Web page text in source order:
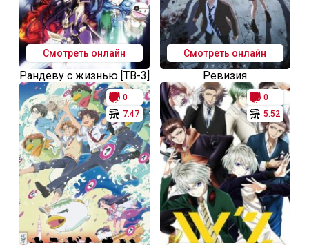
Смотреть онлайн
Рандеву с жизнью [ТВ-3]
Смотреть онлайн
Ревизия
0
7.47
0
5.52